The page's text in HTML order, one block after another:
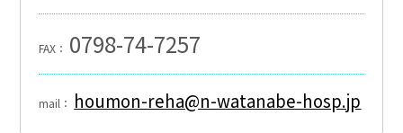
FAX： 0798-74-7257
mail： houmon-reha@n-watanabe-hosp.jp